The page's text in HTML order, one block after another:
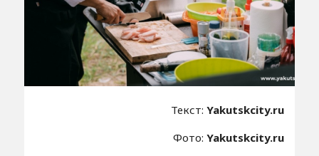
Текст:Yakutskcity.ru
Фото:Yakutskcity.ru